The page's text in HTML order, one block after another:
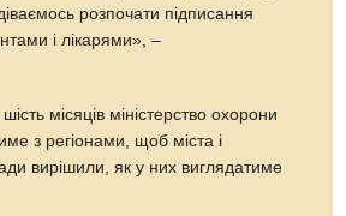
розпочати підписання
і лікарями», –
місяців міністерство охорони
з регіонами, щоб міста і
вирішили, як у них виглядатиме